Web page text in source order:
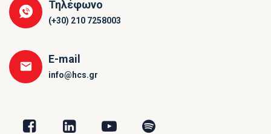
Τηλέφωνο
(+30) 210 7258003
E-mail
info@hcs.gr